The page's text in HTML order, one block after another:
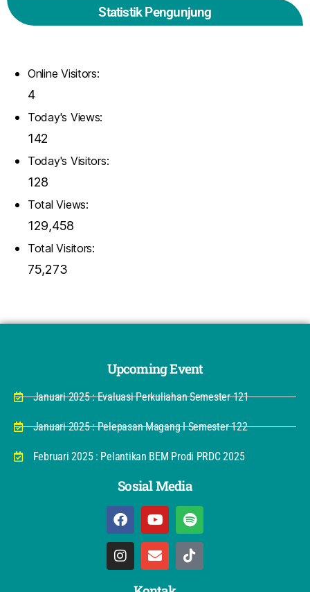
Statistik Pengunjung
Online Visitors:
4
Today's Views:
142
Today's Visitors:
128
Total Views:
129,458
Total Visitors:
75,273
Upcoming Event
Januari 2025 : Evaluasi Perkuliahan Semester 121
Januari 2025 : Pelepasan Magang I Semester 122
Februari 2025 : Pelantikan BEM Prodi PRDC 2025
Sosial Media